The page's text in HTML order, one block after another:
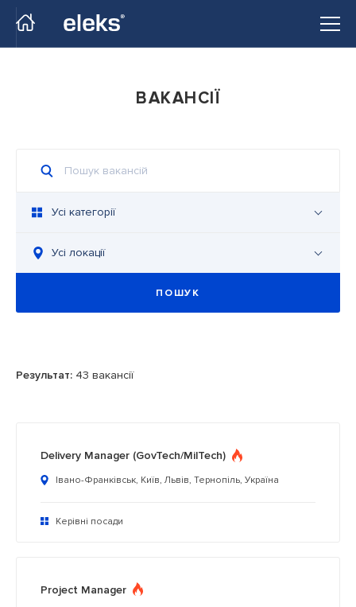
Перейти на головний сайт
ВАКАНСІЇ
Усі категорії
Усі локації
Результат: 43 вакансії
Delivery Manager (GovTech/MilTech)
Івано-Франківськ, Київ, Львів, Тернопіль, Україна
Керівні посади
Project Manager